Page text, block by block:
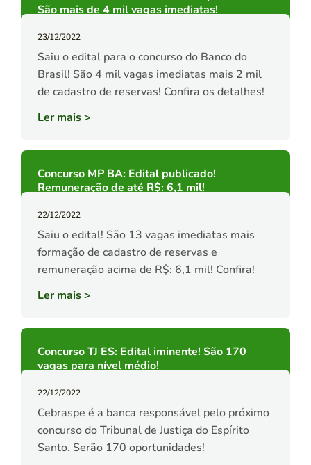
São mais de 4 mil vagas imediatas!
23/12/2022
Saiu o edital para o concurso do Banco do
Brasil! São 4 mil vagas imediatas mais 2 mil
de cadastro de reservas! Confira os detalhes!
Ler mais>
Concurso MP BA: Edital publicado!
Remuneração de até R$: 6,1 mil!
22/12/2022
Saiu o edital! São 13 vagas imediatas mais
formação de cadastro de reservas e
remuneração acima de R$: 6,1 mil! Confira!
Ler mais>
Concurso TJ ES: Edital iminente! São 170
vagas para nível médio!
22/12/2022
Cebraspe é a banca responsável pelo próximo
concurso do Tribunal de Justiça do Espírito
Santo. Serão 170 oportunidades!